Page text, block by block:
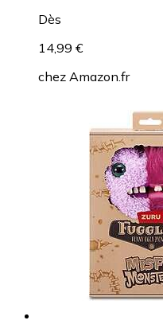
Dès
14,99 €
chez Amazon.fr